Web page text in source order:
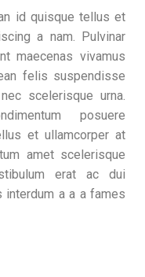
id quisque tellus et
a nam. Pulvinar
maecenas vivamus
felis suspendisse
scelerisque urna.
posuere
et ullamcorper at
amet scelerisque
erat ac dui
interdum a a a fames